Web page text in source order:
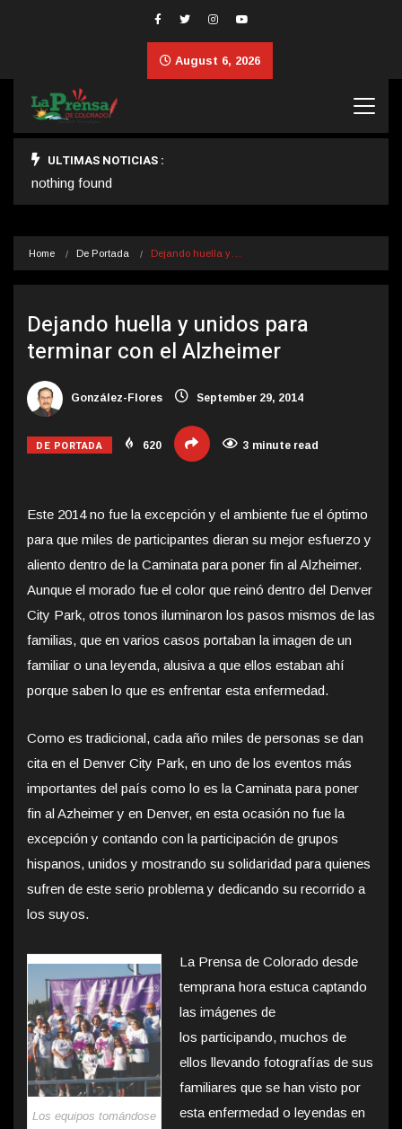
August 6, 2026
ULTIMAS NOTICIAS :
nothing found
Home De Portada Dejando huella y…
Dejando huella y unidos para
terminar con el Alzheimer
González-Flores September 29, 2014
DE PORTADA 620 3 minute read
Este 2014 no fue la excepción y el ambiente fue el óptimo
para que miles de participantes dieran su mejor esfuerzo y
aliento dentro de la Caminata para poner fin al Alzheimer.
Aunque el morado fue el color que reinó dentro del Denver
City Park, otros tonos iluminaron los pasos mismos de las
familias, que en varios casos portaban la imagen de un
familiar o una leyenda, alusiva a que ellos estaban ahí
porque saben lo que es enfrentar esta enfermedad.
Como es tradicional, cada año miles de personas se dan
cita en el Denver City Park, en uno de los eventos más
importantes del país como lo es la Caminata para poner
fin al Azheimer y en Denver, en esta ocasión no fue la
excepción y contando con la participación de grupos
hispanos, unidos y mostrando su solidaridad para quienes
sufren de este serio problema y dedicando su recorrido a
los suyos.
Los equipos tomándose
La Prensa de Colorado desde
temprana hora estuca captando
las imágenes de
los participando, muchos de
ellos llevando fotografías de sus
familiares que se han visto por
esta enfermedad o leyendas en